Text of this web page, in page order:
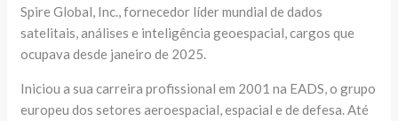
Spire Global, Inc., fornecedor líder mundial de dados
satelitais, análises e inteligência geoespacial, cargos que
ocupava desde janeiro de 2025.
Iniciou a sua carreira profissional em 2001 na EADS, o grupo
europeu dos setores aeroespacial, espacial e de defesa. Até